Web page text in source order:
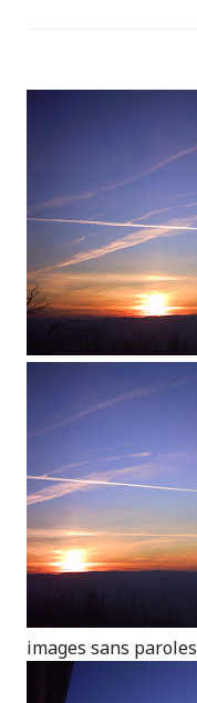
images sans paroles